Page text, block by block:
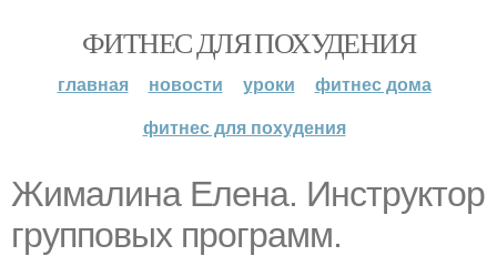
ФИТНЕС ДЛЯ ПОХУДЕНИЯ
главная новости уроки
фитнес дома
фитнес для похудения
Жималина Елена. Инструктор
групповых программ.